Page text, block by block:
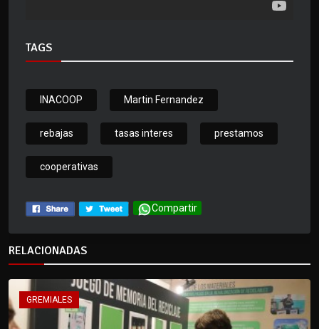
TAGS
INACOOP Martin Fernandez
rebajas tasas interes prestamos
cooperativas
Compartir
RELACIONADAS
GREMIALES